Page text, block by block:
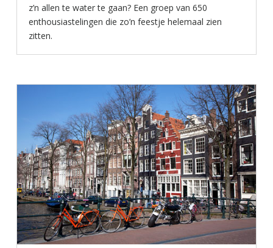
z’n allen te water te gaan? Een groep van 650
enthousiastelingen die zo’n feestje helemaal zien
zitten.